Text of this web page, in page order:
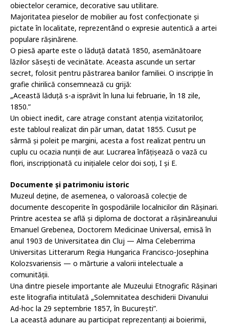
obiectelor ceramice, decorative sau utilitare.
Majoritatea pieselor de mobilier au fost confecționate și
pictate în localitate, reprezentând o expresie autentică a artei
populare rășinărene.
O piesă aparte este o lăduță datată 1850, asemănătoare
lăzilor săsești de vecinătate. Aceasta ascunde un sertar
secret, folosit pentru păstrarea banilor familiei. O inscripție în
grafie chirilică consemnează cu grijă:
„Această lăduță s-a isprăvit în luna lui februarie, în 18 zile,
1850.”
Un obiect inedit, care atrage constant atenția vizitatorilor,
este tabloul realizat din păr uman, datat 1855. Cusut pe
sârmă și poleit pe margini, acesta a fost realizat pentru un
cuplu cu ocazia nunții de aur. Lucrarea înfățișează o vază cu
flori, inscripționată cu inițialele celor doi soți, I și E.
Documente și patrimoniu istoric
Muzeul deține, de asemenea, o valoroasă colecție de
documente descoperite în gospodăriile localnicilor din Rășinari.
Printre acestea se află și diploma de doctorat a rășinăreanului
Emanuel Grebenea, Doctorem Medicinae Universal, emisă în
anul 1903 de Universitatea din Cluj — Alma Celeberrima
Universitas Litterarum Regia Hungarica Francisco-Josephina
Kolozsvariensis — o mărturie a valorii intelectuale a
comunității.
Una dintre piesele importante ale Muzeului Etnografic Rășinari
este litografia intitulată „Solemnitatea deschiderii Divanului
Ad-hoc la 29 septembrie 1857, în București”.
La această adunare au participat reprezentanți ai boierimii,